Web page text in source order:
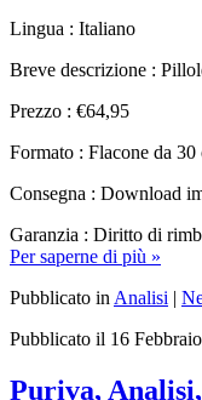
Breve descrizione :
Prezzo : €64,95
Formato : Flacone da 30
Consegna : Download
Garanzia : Diritto di
Pubblicato inAnalisi
Pubblicato il 16
Puriva, Analisi,
testimonianze.